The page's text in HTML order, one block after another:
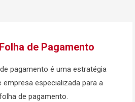
de Pagamento
pagamento é uma estratégia
especializada para a
de pagamento.